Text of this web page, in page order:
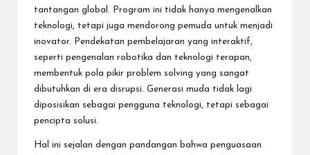
tantangan global. Program ini tidak hanya mengenalkan
teknologi, tetapi juga mendorong pemuda untuk menjadi
inovator. Pendekatan pembelajaran yang interaktif,
seperti pengenalan robotika dan teknologi terapan,
membentuk pola pikir problem solving yang sangat
dibutuhkan di era disrupsi. Generasi muda tidak lagi
diposisikan sebagai pengguna teknologi, tetapi sebagai
pencipta solusi.
Hal ini sejalan dengan pandangan bahwa penguasaan